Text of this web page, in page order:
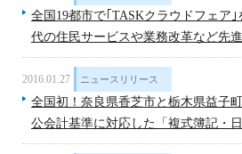
全国19都市で｢TASKクラウドフェア
代の住民サービスや業務改革など先
2016.01.27 ニュースリリース
全国初！奈良県香芝市と栃木県益子
公会計基準に対応した「複式簿記・